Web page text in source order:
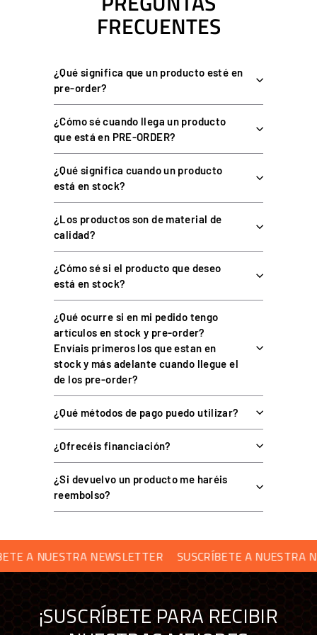
ESPECIFICACIONES TÉCNICAS
CARACTERÍSTICA DETALLE
Soporte de montaje
Compatibilidad
Freno de mano y shifter TAU
AW
Fijación al cockpit
Materiales
COMPATIBILIDAD
Compatible con elfreno de mano y el shifter TAU AW
Another Way. No incluye el freno de mano ni el shifter.
PREGUNTAS FRECUENTES
¿Para qué sirve?
¿Con qué es compatible?
¿Incluye el freno o el shifter?
COMPRAR TUS ACCESORIOS DE SIM RACING
EN SIMUFY ES COMPRAR CON GARANTÍAS
España y Portugal — más de 70 marcas
Único Centro Oficial de Reparación Fanatec fuera
FRECUENTES
¿Qué significa que un producto esté en
pre-order?
¿Cómo sé cuando llega un producto
que está en PRE-ORDER?
¿Qué significa cuando un producto
está en stock?
¿Los productos son de material de
calidad?
¿Cómo sé si el producto que deseo
está en stock?
¿Qué ocurre si en mi pedido tengo
artículos en stock y pre-order?
Envíais primeros los que estan en
stock y más adelante cuando llegue el
de los pre-order?
¿Qué métodos de pago puedo utilizar?
¿Ofrecéis financiación?
¿Si devuelvo un producto me haréis
reembolso?
A NUESTRA NEWSLETTER SUSCRÍBETE A NUESTRA
¡SUSCRÍBETE PARA RECIBIR